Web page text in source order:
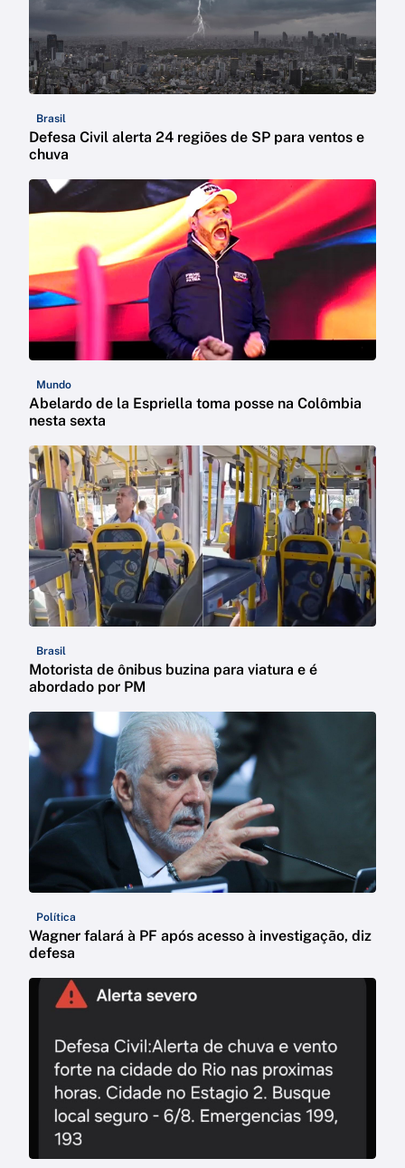
Brasil
Defesa Civil alerta 24 regiões de SP para ventos e
chuva
Mundo
Abelardo de la Espriella toma posse na Colômbia
nesta sexta
Brasil
Motorista de ônibus buzina para viatura e é
abordado por PM
Política
Wagner falará à PF após acesso à investigação, diz
defesa